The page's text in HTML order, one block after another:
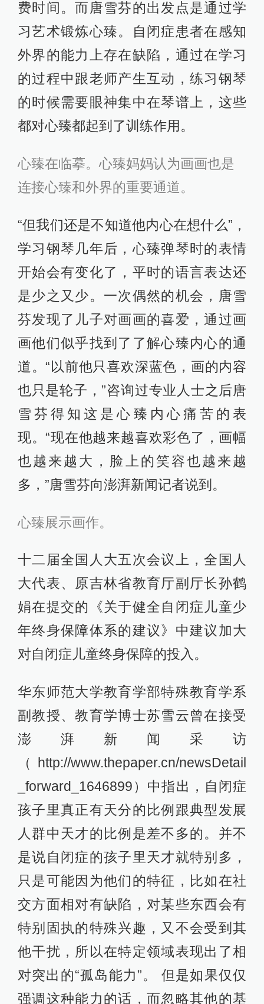
费时间。而唐雪芬的出发点是通过学
习艺术锻炼心臻。自闭症患者在感知
外界的能力上存在缺陷，通过在学习
的过程中跟老师产生互动，练习钢琴
的时候需要眼神集中在琴谱上，这些
都对心臻都起到了训练作用。
心臻在临摹。心臻妈妈认为画画也是
连接心臻和外界的重要通道。
“但我们还是不知道他内心在想什么”，
学习钢琴几年后，心臻弹琴时的表情
开始会有变化了，平时的语言表达还
是少之又少。一次偶然的机会，唐雪
芬发现了儿子对画画的喜爱，通过画
画他们似乎找到了了解心臻内心的通
道。“以前他只喜欢深蓝色，画的内容
也只是轮子，”咨询过专业人士之后唐
雪芬得知这是心臻内心痛苦的表
现。“现在他越来越喜欢彩色了，画幅
也越来越大，脸上的笑容也越来越
多，”唐雪芬向澎湃新闻记者说到。
心臻展示画作。
十二届全国人大五次会议上，全国人
大代表、原吉林省教育厅副厅长孙鹤
娟在提交的《关于健全自闭症儿童少
年终身保障体系的建议》中建议加大
对自闭症儿童终身保障的投入。
华东师范大学教育学部特殊教育学系
副教授、教育学博士苏雪云曾在接受
澎湃新闻采访
（http://www.thepaper.cn/newsDetail
_forward_1646899）中指出，自闭症
孩子里真正有天分的比例跟典型发展
人群中天才的比例是差不多的。并不
是说自闭症的孩子里天才就特别多，
只是可能因为他们的特征，比如在社
交方面相对有缺陷，对某些东西会有
特别固执的特殊兴趣，又不会受到其
他干扰，所以在特定领域表现出了相
对突出的“孤岛能力”。 但是如果仅仅
强调这种能力的话，而忽略其他的基